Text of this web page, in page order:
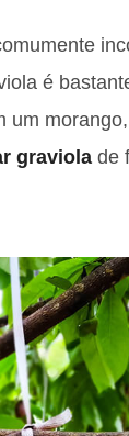
é
um
graviola de